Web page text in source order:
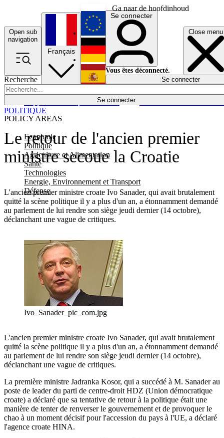
Ga naar de hoofdinhoud
Open sub
navigation
Close menu
Recherche
Se connecter
POLICY AREAS
Economie
Politique
Agriculture et Alimentation
Santé
Technologies
Energie, Environnement et Transport
Défense
Économie
Français
English
Deutsch
Español
Se connecter
Vous êtes déconnecté.
Se connecter
Le retour de l'ancien premier
ministre secoue la Croatie
L'ancien premier ministre croate Ivo Sanader, qui avait brutalement
quitté la scène politique il y a plus d'un an, a étonnamment demandé
au parlement de lui rendre son siège jeudi dernier (14 octobre),
déclanchant une vague de critiques.
POLITIQUE
Ivo_Sanader_pic_com.jpg
L'ancien premier ministre croate Ivo Sanader, qui avait brutalement
quitté la scène politique il y a plus d'un an, a étonnamment demandé
au parlement de lui rendre son siège jeudi dernier (14 octobre),
déclanchant une vague de critiques.
La première ministre Jadranka Kosor, qui a succédé à M. Sanader au
poste de leader du parti de centre-droit HDZ (Union démocratique
croate) a déclaré que sa tentative de retour à la politique était une
manière de tenter de renverser le gouvernement et de provoquer le
chao à un moment décisif pour l'accession du pays à l'UE, a déclaré
l'agence croate HINA.